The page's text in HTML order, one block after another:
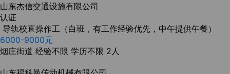
山东杰信交通设施有限公司
认证
导轨校直操作工（白班，有工作经验优先，中午提供午餐）
6000-9000元
烟庄街道 经验不限 学历不限 2人